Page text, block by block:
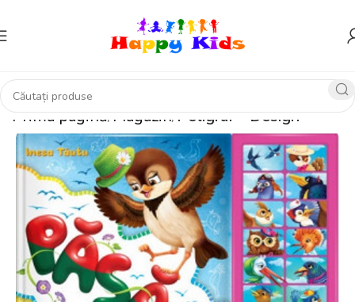
Prima pagină Magazin Poligraf – Design